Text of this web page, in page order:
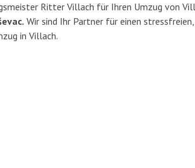
Ritter Villach für Ihren Umzug von
Wir sind Ihr Partner für einen
in Villach.